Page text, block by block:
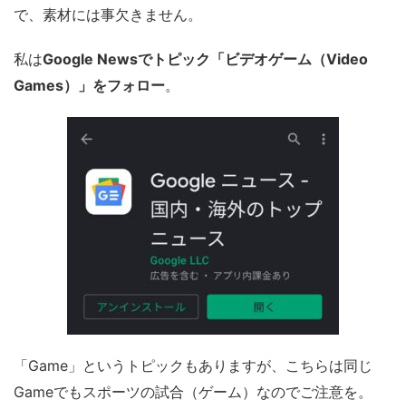
で、素材には事欠きません。
私はGoogle Newsでトピック「ビデオゲーム（Video
Games）」をフォロー。
「Game」というトピックもありますが、こちらは同じ
Gameでもスポーツの試合（ゲーム）なのでご注意を。